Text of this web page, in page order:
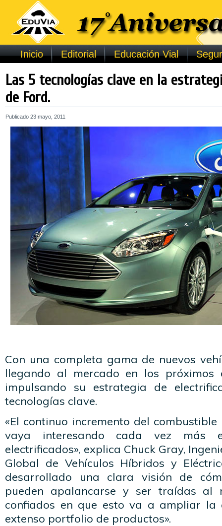
Inicio Editorial Educación Vial
Las 5 tecnologías clave en la
de Ford.
Publicado 23 mayo, 2011
Con una completa gama de nuevos
llegando al mercado en los próximos
impulsando su estrategia de
tecnologías clave.
«El continuo incremento del
vaya interesando cada vez más
electrificados», explica Chuck Gray,
Global de Vehículos Híbridos y
desarrollado una clara visión de
pueden apalancarse y ser traídas al
confiados en que esto va a ampliar la
extenso portfolio de productos».